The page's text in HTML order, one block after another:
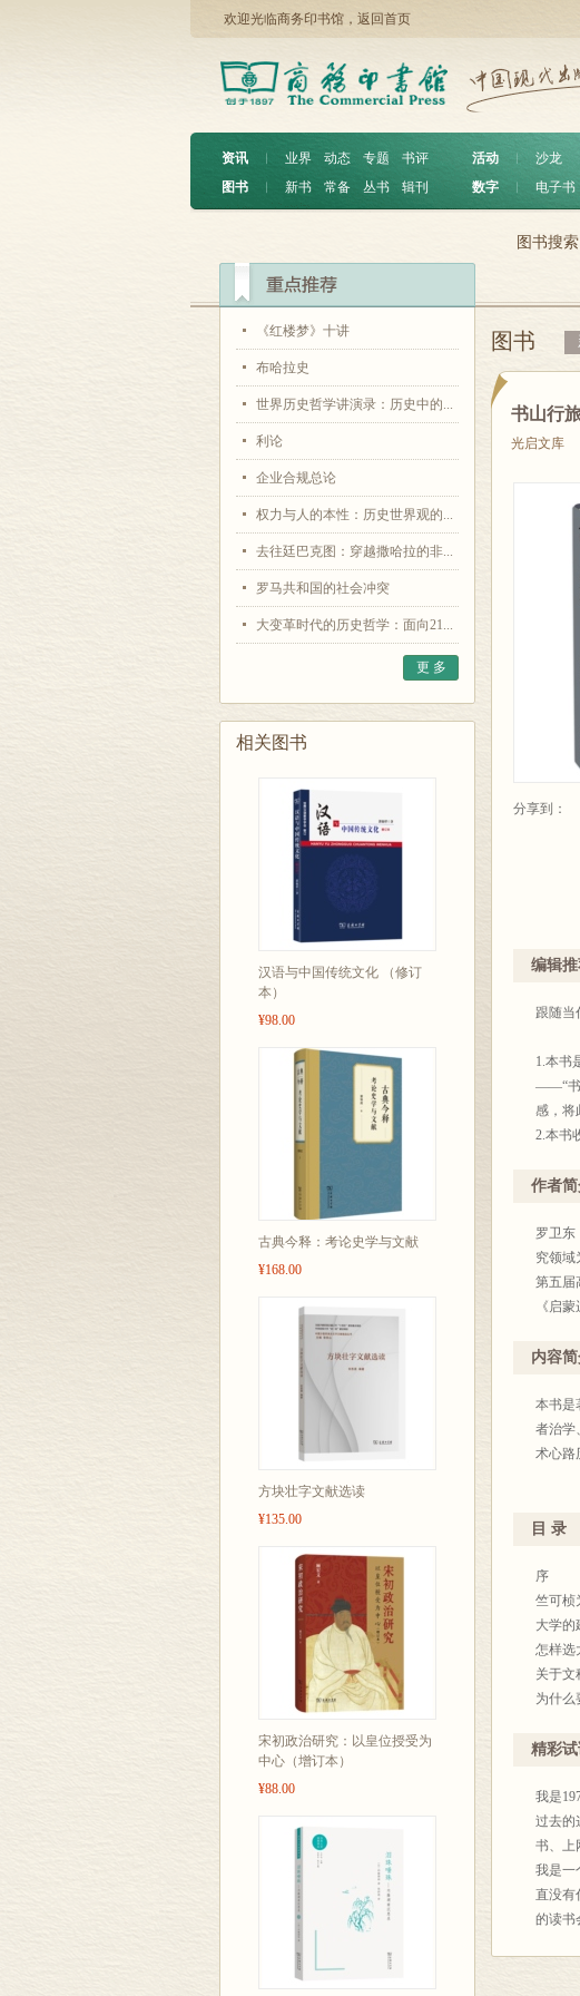
欢迎光临商务印书馆， 返回首页
资讯 ︱ 业界 动态 专题
书评
图书
︱ 新书 常备 丛书 辑刊
活动 沙龙
数字
电子书
《红楼梦》十讲
布哈拉史
世界历史哲学讲演录：历史中的...
利论
企业合规总论
权力与人的本性：历史世界观的...
去往廷巴克图：穿越撒哈拉的非...
罗马共和国的社会冲突
大变革时代的历史哲学：面向21...
更 多
相关图书
汉语与中国传统文化 （修订
本）
¥98.00
古典今释：考论史学与文献
¥168.00
方块壮字文献选读
¥135.00
宋初政治研究：以皇位授受为
中心（增订本）
¥88.00
图书搜索
图书
书山行
光启文库
分享到：
编辑
跟随当
1.本书
——“书
感，将
2.本书
3.本书
门。
作者
罗卫东
究领域
第五届
《启
内容
本书是
者治学
术心路
目 录
序
竺可桢
大学的
怎样选
关于文
为什么
好社会
国民财
“人”之
经济学
人类的
启蒙运
亚当•
精彩
我是
过去的
书、上
我是一
直没有
的读书